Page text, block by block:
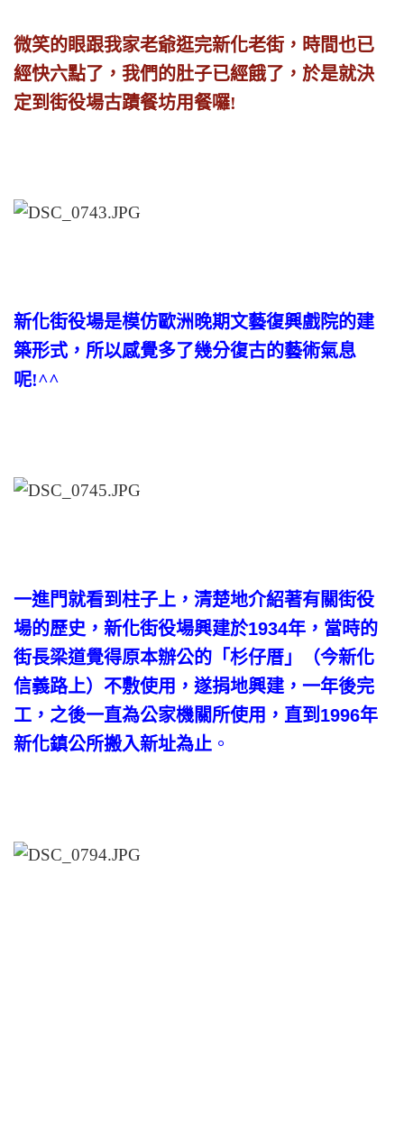
微笑的眼跟我家老爺逛完新化老街，時間也已
經快六點了，我們的肚子已經餓了，於是就決
定到街役場古蹟餐坊用餐囉!
新化街役場是模仿歐洲晚期文藝復興戲院的建
築形式，所以感覺多了幾分復古的藝術氣息
呢!^^
一進門就看到柱子上，清楚地介紹著有關街役
場的歷史，新化街役場興建於1934年，當時的
街長梁道覺得原本辦公的「杉仔厝」（今新化
信義路上）不敷使用，遂捐地興建，一年後完
工，之後一直為公家機關所使用，直到1996年
新化鎮公所搬入新址為止 。